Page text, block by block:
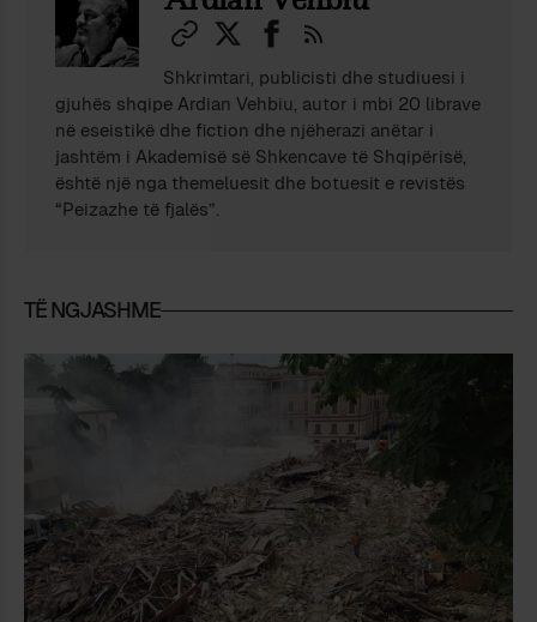
Shkrimtari, publicisti dhe studiuesi i
gjuhës shqipe Ardian Vehbiu, autor i mbi 20 librave
në eseistikë dhe fiction dhe njëherazi anëtar i
jashtëm i Akademisë së Shkencave të Shqipërisë,
është një nga themeluesit dhe botuesit e revistës
“Peizazhe të fjalës”.
TË NGJASHME